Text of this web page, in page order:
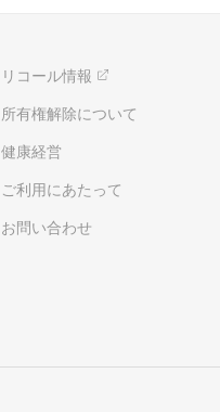
リコール情報
所有権解除について
健康経営
ご利用にあたって
お問い合わせ